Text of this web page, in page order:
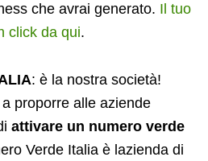
che avrai generato. Il tuo
click da qui.
: è la nostra società!
proporre alle aziende
attivare un numero verde
Verde Italia è lazienda di